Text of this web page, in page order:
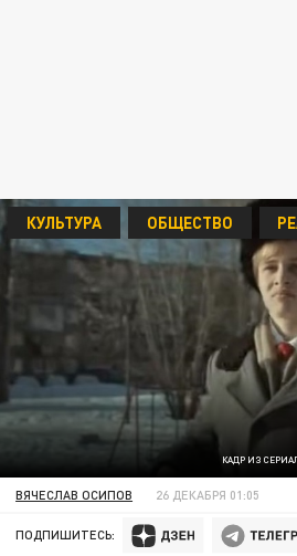
КАДР ИЗ
КУЛЬТУРА ОБЩЕСТВО
ВЯЧЕСЛАВ ОСИПОВ 26 ДЕКАБРЯ 01:05
ПОДПИШИТЕСЬ: